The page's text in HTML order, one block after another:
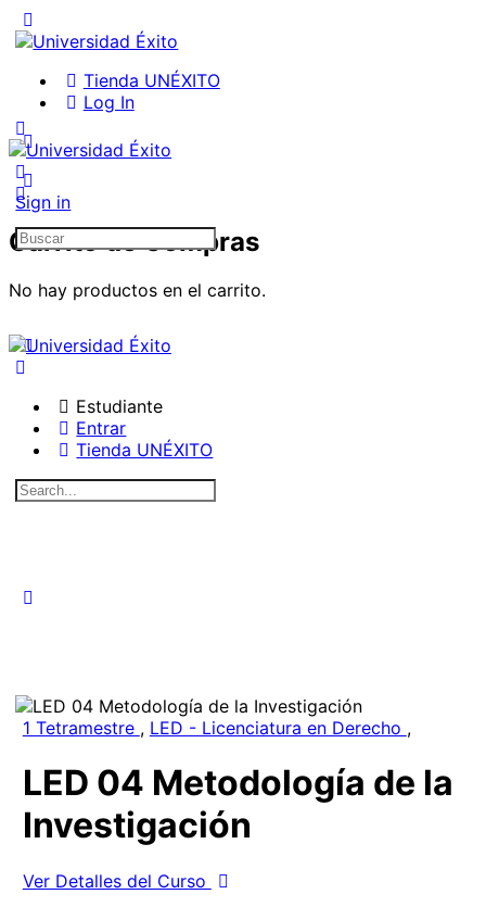
Tienda UNÉXITO
Log In
Sign in
Carrito de Compras
No hay productos en el carrito.
Search
for:
Estudiante
Entrar
Tienda UNÉXITO
Search
1 Tetramestre , LED - Licenciatura en Derecho ,
LED 04 Metodología de la
Investigación
Ver Detalles del Curso